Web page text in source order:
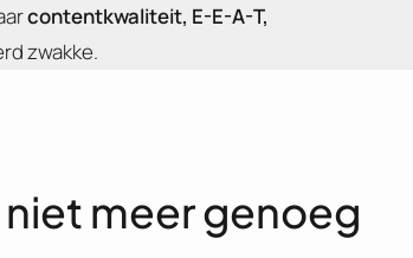
contentkwaliteit, E-E-A-T,
zwakke.
meer genoeg